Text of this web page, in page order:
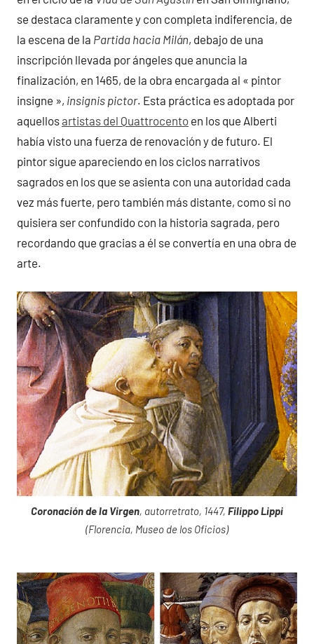
se destaca claramente y con completa indiferencia, de
la escena de la Partida hacia Milán, debajo de una
inscripción llevada por ángeles que anuncia la
finalización, en 1465, de la obra encargada al « pintor
insigne », insignis pictor. Esta práctica es adoptada por
aquellosartistas del Quattrocento en los que Alberti
había visto una fuerza de renovación y de futuro. El
pintor sigue apareciendo en los ciclos narrativos
sagrados en los que se asienta con una autoridad cada
vez más fuerte, pero también más distante, como si no
quisiera ser confundido con la historia sagrada, pero
recordando que gracias a él se convertía en una obra de
arte.
Coronación de la Virgen, autorretrato, 1447, Filippo Lippi
(Florencia, Museo de los Oficios)